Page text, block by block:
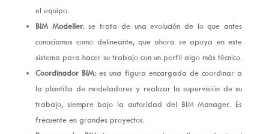
el equipo.
BIM Modeller: se trata de una evolución de lo que antes
conocíamos como delineante, que ahora se apoya en este
sistema para hacer su trabajo con un perfil algo más técnico.
Coordinador BIM:es una figura encargada de coordinar a
la plantilla de modeladores y realizar la supervisión de su
trabajo, siempre bajo la autoridad del BIM Manager. Es
frecuente en grandes proyectos.